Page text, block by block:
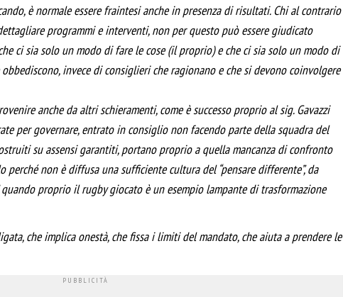
è normale essere fraintesi anche in presenza di risultati. Chi al contrario
programmi e interventi, non per questo può essere giudicato
ci sia solo un modo di fare le cose (il proprio) e che ci sia solo un modo di
invece di consiglieri che ragionano e che si devono coinvolgere
anche da altri schieramenti, come è successo proprio al sig. Gavazzi
per governare, entrato in consiglio non facendo parte della squadra del
su assensi garantiti, portano proprio a quella mancanza di confronto
perché non è diffusa una sufficiente cultura del “pensare differente”, da
proprio il rugby giocato è un esempio lampante di trasformazione
che implica onestà, che fissa i limiti del mandato, che aiuta a prendere le